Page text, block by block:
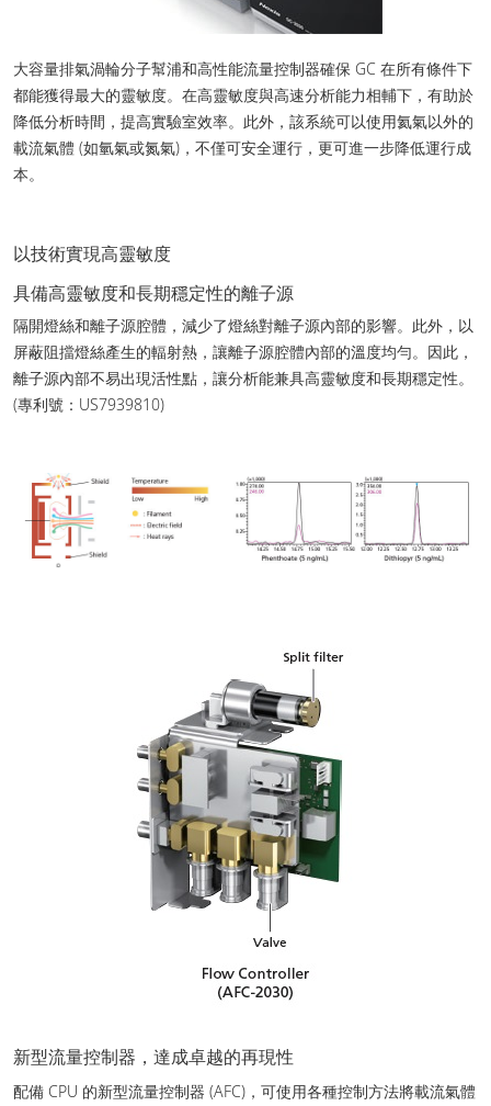
大容量排氣渦輪分子幫浦和高性能流量控制器確保 GC 在所有條件下
都能獲得最大的靈敏度。在高靈敏度與高速分析能力相輔下，有助於
降低分析時間，提高實驗室效率。此外，該系統可以使用氦氣以外的
載流氣體 (如氫氣或氮氣)，不僅可安全運行，更可進一步降低運行成
本。
以技術實現高靈敏度
具備高靈敏度和長期穩定性的離子源
隔開燈絲和離子源腔體，減少了燈絲對離子源內部的影響。此外，以
屏蔽阻擋燈絲產生的輻射熱，讓離子源腔體內部的溫度均勻。因此，
離子源內部不易出現活性點，讓分析能兼具高靈敏度和長期穩定性。
(專利號：US7939810)
新型流量控制器，達成卓越的再現性
配備 CPU 的新型流量控制器 (AFC)，可使用各種控制方法將載流氣體